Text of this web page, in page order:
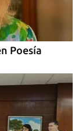
Poesía